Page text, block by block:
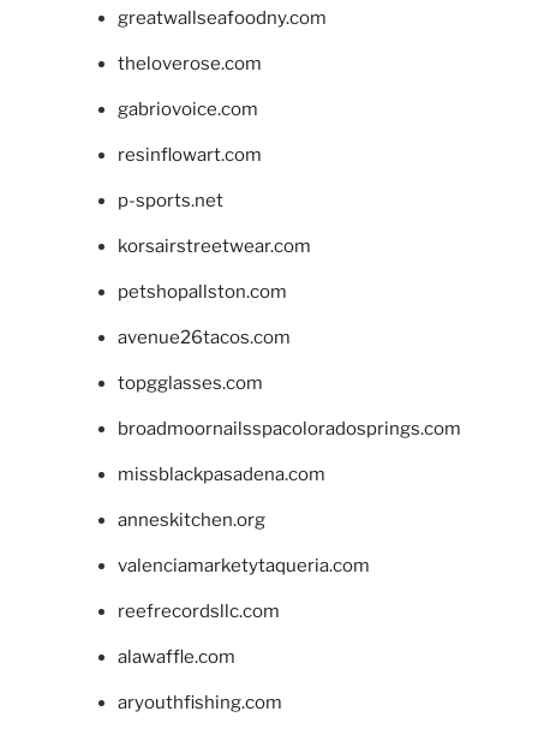
greatwallseafoodny.com
theloverose.com
gabriovoice.com
resinflowart.com
p-sports.net
korsairstreetwear.com
petshopallston.com
avenue26tacos.com
topgglasses.com
broadmoornailsspacoloradosprings.com
missblackpasadena.com
anneskitchen.org
valenciamarketytaqueria.com
reefrecordsllc.com
alawaffle.com
aryouthfishing.com